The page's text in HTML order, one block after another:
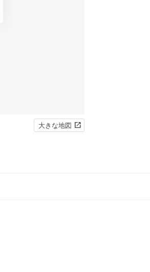
大きな地図